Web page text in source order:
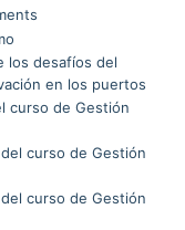
los desafíos del
en los puertos
curso de Gestión
curso de Gestión
curso de Gestión